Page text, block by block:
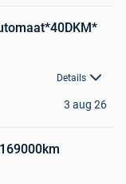
Details
3 aug 26